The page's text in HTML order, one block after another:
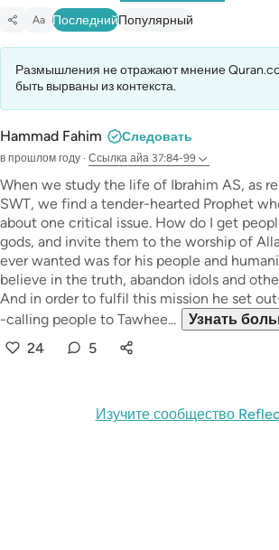
Aa ПоследнийПопулярный
Размышления не отражают мнение
быть вырваны из контекста.
Hammad Fahim Следовать
в прошлом году · Ссылка айа 37:84-99
When we study the life of Ibrahim AS, as
SWT, we find a tender-hearted Prophet
about one critical issue. How do I get
gods, and invite them to the worship of
ever wanted was for his people and
believe in the truth, abandon idols and
And in order to fulfil this mission he set
-calling people to Tawhee...
Узнать
24
5
Изучите сообщество